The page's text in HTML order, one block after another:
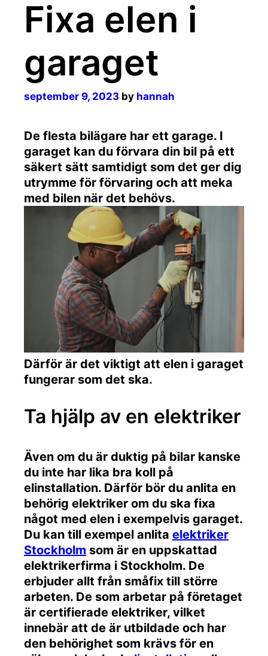
Fixa elen i
garaget
september 9, 2023 by hannah
De flesta bilägare har ett garage. I
garaget kan du förvara din bil på ett
säkert sätt samtidigt som det ger dig
utrymme för förvaring och att meka
med bilen när det behövs.
Därför är det viktigt att elen i garaget
fungerar som det ska.
Ta hjälp av en elektriker
Även om du är duktig på bilar kanske
du inte har lika bra koll på
elinstallation. Därför bör du anlita en
behörig elektriker om du ska fixa
något med elen i exempelvis garaget.
Du kan till exempel anlita elektriker
Stockholm som är en uppskattad
elektrikerfirma i Stockholm. De
erbjuder allt från småfix till större
arbeten. De som arbetar på företaget
är certifierade elektriker, vilket
innebär att de är utbildade och har
den behörighet som krävs för en